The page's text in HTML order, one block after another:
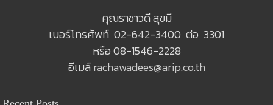
คุณราชาวดี สุขมี
เบอร์โทรศัพท์ 02-642-3400 ต่อ 3301
หรือ 08-1546-2228
อีเมล์rachawadees@arip.co.th